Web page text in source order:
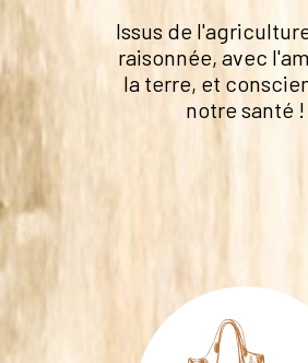
Issus de
raisonnée, avec
la terre, et
notre santé !